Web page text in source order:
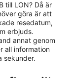
till LON? Då är
göra är att
resedatum,
erbjuds.
annat genom
all information
sekunder.